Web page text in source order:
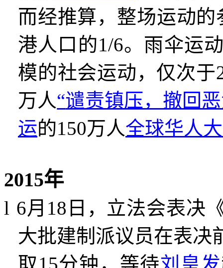
而经推算，整场运动
港人口的1/6。雨伞运
模的社会运动，仅次于
万人“谴责镇压，撤回
运的150万人全球华人
2015年
l 6月 18 日，立法会表决
大批建制派议员在表决